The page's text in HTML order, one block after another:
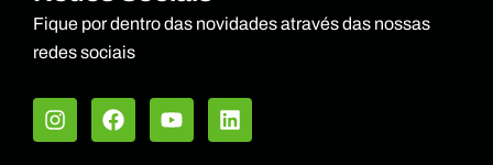
Fique por dentro das novidades através das nossas
redes sociais
I
n
s
F
a
c
Y
o
u
L
i
n